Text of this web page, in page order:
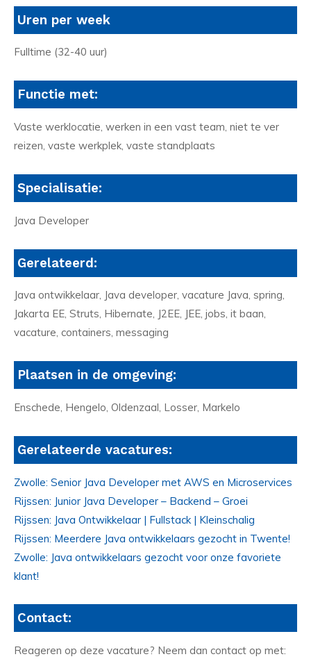
Uren per week
Fulltime (32-40 uur)
Functie met:
Vaste werklocatie, werken in een vast team, niet te ver
reizen, vaste werkplek, vaste standplaats
Specialisatie:
Java Developer
Gerelateerd:
Java ontwikkelaar, Java developer, vacature Java, spring,
Jakarta EE, Struts, Hibernate, J2EE, JEE, jobs, it baan,
vacature, containers, messaging
Plaatsen in de omgeving:
Enschede, Hengelo, Oldenzaal, Losser, Markelo
Gerelateerde vacatures:
Zwolle: Senior Java Developer met AWS en Microservices
Rijssen: Junior Java Developer – Backend – Groei
Rijssen: Java Ontwikkelaar | Fullstack | Kleinschalig
Rijssen: Meerdere Java ontwikkelaars gezocht in Twente!
Zwolle: Java ontwikkelaars gezocht voor onze favoriete
klant!
Contact:
Reageren op deze vacature? Neem dan contact op met: